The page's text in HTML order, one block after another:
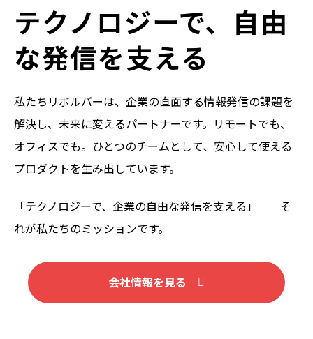
テクノロジーで、 自由
な発信を支える
私たちリボルバーは、企業の直面する情報発信の課題を
解決し、未来に変えるパートナーです。リモートでも、
オフィスでも。ひとつのチームとして、安心して使える
プロダクトを生み出しています。
「テクノロジーで、企業の自由な発信を支える」──そ
れが私たちのミッションです。
会社情報を見る